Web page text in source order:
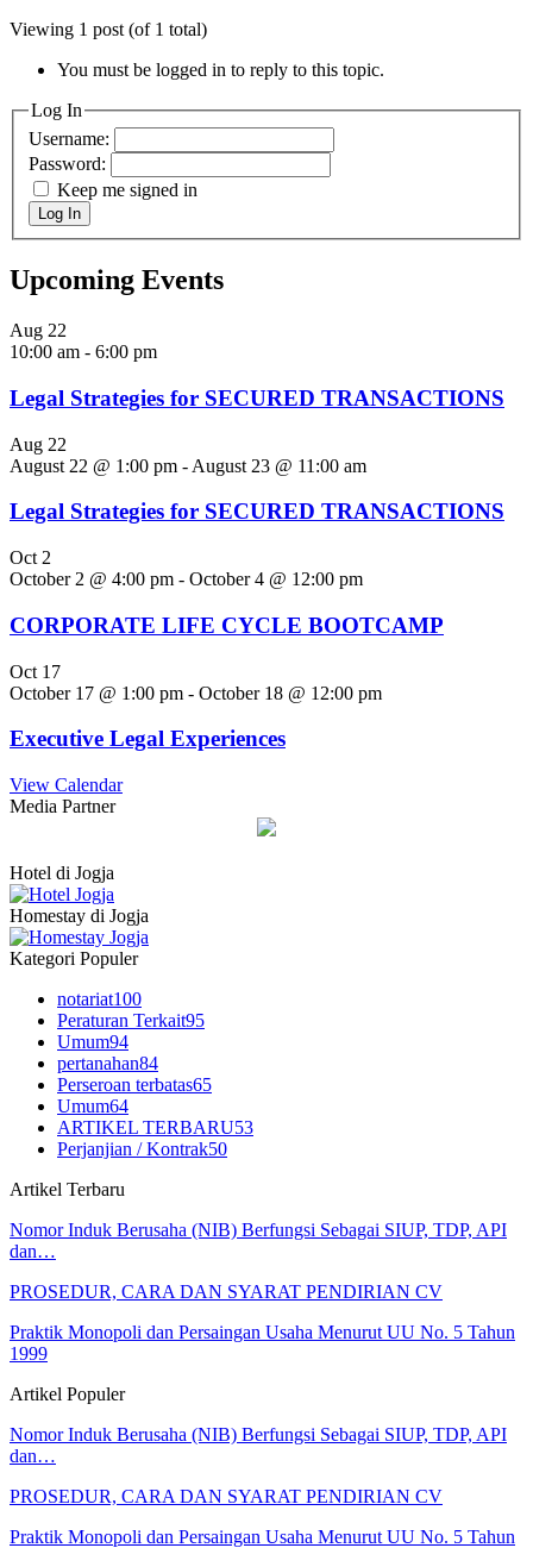
Viewing 1 post (of 1 total)
You must be logged in to reply to this topic.
Log In
Username:
Password:
Keep me signed in
Log In
Upcoming Events
Aug 22
10:00 am - 6:00 pm
Legal Strategies for SECURED TRANSACTIONS
Aug 22
August 22 @ 1:00 pm - August 23 @ 11:00 am
Legal Strategies for SECURED TRANSACTIONS
Oct 2
October 2 @ 4:00 pm - October 4 @ 12:00 pm
CORPORATE LIFE CYCLE BOOTCAMP
Oct 17
October 17 @ 1:00 pm - October 18 @ 12:00 pm
Executive Legal Experiences
View Calendar
Media Partner
Hotel di Jogja
Homestay di Jogja
Kategori Populer
notariat100
Peraturan Terkait95
Umum94
pertanahan84
Perseroan terbatas65
Umum64
ARTIKEL TERBARU53
Perjanjian / Kontrak50
Artikel Terbaru
Nomor Induk Berusaha (NIB) Berfungsi Sebagai SIUP, TDP, API
dan…
PROSEDUR, CARA DAN SYARAT PENDIRIAN CV
Praktik Monopoli dan Persaingan Usaha Menurut UU No. 5 Tahun
1999
Artikel Populer
Nomor Induk Berusaha (NIB) Berfungsi Sebagai SIUP, TDP, API
dan…
PROSEDUR, CARA DAN SYARAT PENDIRIAN CV
Praktik Monopoli dan Persaingan Usaha Menurut UU No. 5 Tahun